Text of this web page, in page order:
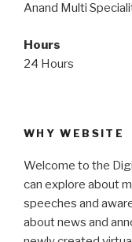
Anand Multi
Hours
24 Hours
WHY WEBSITE
Welcome to the
can explore about
speeches and
about news and